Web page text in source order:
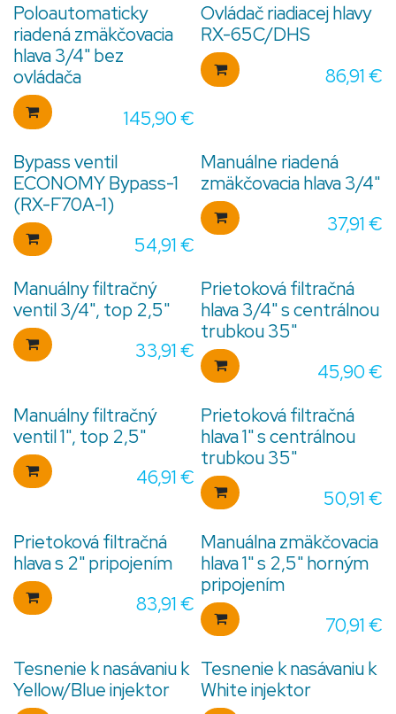
Poloautomaticky
riadená zmäkčovacia
hlava 3/4" bez
ovládača
145,90€
Ovládač riadiacej hlavy
RX-65C/DHS
86,91€
Bypass ventil
ECONOMY Bypass-1
(RX-F70A-1)
54,91€
Manuálne riadená
zmäkčovacia hlava 3/4"
37,91€
Manuálny filtračný
ventil 3/4", top 2,5"
33,91€
Prietoková filtračná
hlava 3/4" s centrálnou
trubkou 35"
45,90€
Manuálny filtračný
ventil 1", top 2,5"
46,91€
Prietoková filtračná
hlava 1" s centrálnou
trubkou 35"
50,91€
Prietoková filtračná
hlava s 2" pripojením
83,91€
Manuálna zmäkčovacia
hlava 1" s 2,5" horným
pripojením
70,91€
Tesnenie k nasávaniu k
Yellow/Blue injektor
Tesnenie k nasávaniu k
White injektor